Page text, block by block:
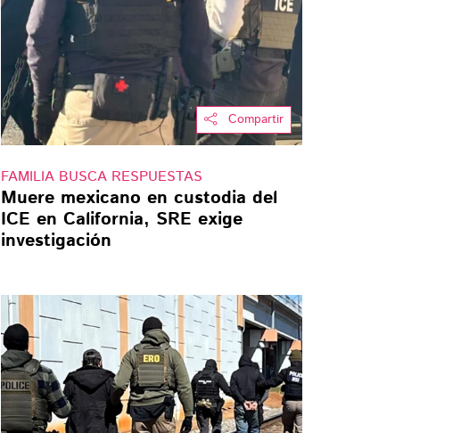
Compartir
FAMILIA BUSCA RESPUESTAS
Muere mexicano en custodia del
ICE en California, SRE exige
investigación